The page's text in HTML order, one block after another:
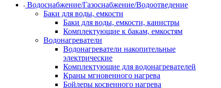
Водоснабжение/Газоснабжение/Водоотведение
Баки для воды, емкости
Баки для воды, емкости, канистры
Комплектующие к бакам, емкостям
Водонагреватели
Водонагреватели накопительные
электрические
Комплектующие для водонагревателей
Краны мгновенного нагрева
Бойлеры косвенного нагрева